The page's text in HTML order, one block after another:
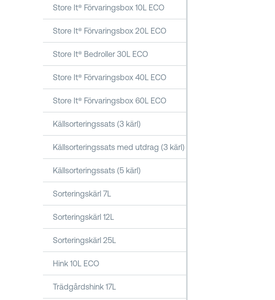
Store It® Förvaringsbox 10L ECO
Store It® Förvaringsbox 20L ECO
Store It® Bedroller 30L ECO
Store It® Förvaringsbox 40L ECO
Store It® Förvaringsbox 60L ECO
Källsorteringssats (3 kärl)
Källsorteringssats med utdrag (3 kärl)
Källsorteringssats (5 kärl)
Sorteringskärl 7L
Sorteringskärl 12L
Sorteringskärl 25L
Hink 10L ECO
Trädgårdshink 17L